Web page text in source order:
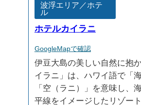
波浮エリア／ホテ
ル
ホテルカイラニ
GoogleMapで確認
伊豆大島の美しい自然に抱
イラニ」は、ハワイ語で「
「空（ラニ）」を意味し、
平線をイメージしたリゾー